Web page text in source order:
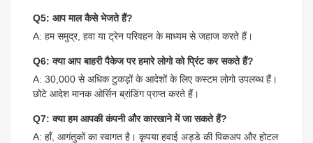
Q5: आप माल कैसे भेजते हैं?
A: हम समुद्र, हवा या ट्रेन परिवहन के माध्यम से जहाज करते हैं।
Q6: क्या आप बाहरी पैकेज पर हमारे लोगो को प्रिंट कर सकते हैं?
A: 30,000 से अधिक टुकड़ों के आदेशों के लिए कस्टम लोगो उपलब्ध हैं।
छोटे आदेश मानक ओर्सिन ब्रांडिंग प्राप्त करते हैं।
Q7: क्या हम आपकी कंपनी और कारखाने में जा सकते हैं?
A: हाँ, आगंतुकों का स्वागत है। कृपया हवाई अड्डे की पिकअप और होटल